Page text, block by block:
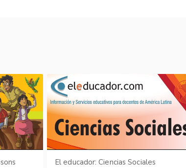
El educador: Ciencias Sociales